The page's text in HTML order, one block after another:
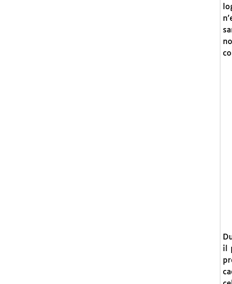
il